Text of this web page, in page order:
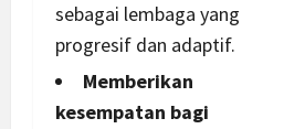
sebagai lembaga yang
progresif dan adaptif.
Memberikan
kesempatan bagi